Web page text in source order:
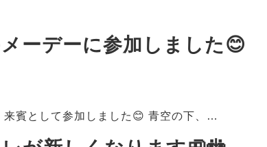
ーデーに参加しました😊
賓として参加しました😊 青空の下、…